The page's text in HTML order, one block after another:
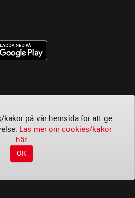
Läs
mer
om
cookies/kakor
kakor på vår hemsida för att ge
Läs mer om cookies/kakor
här
OK